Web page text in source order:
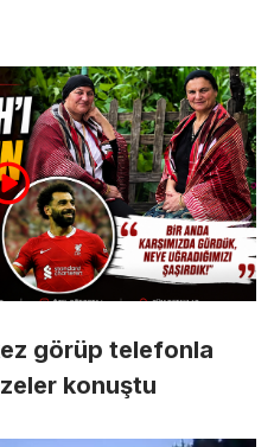
görüp telefonla
konuştu